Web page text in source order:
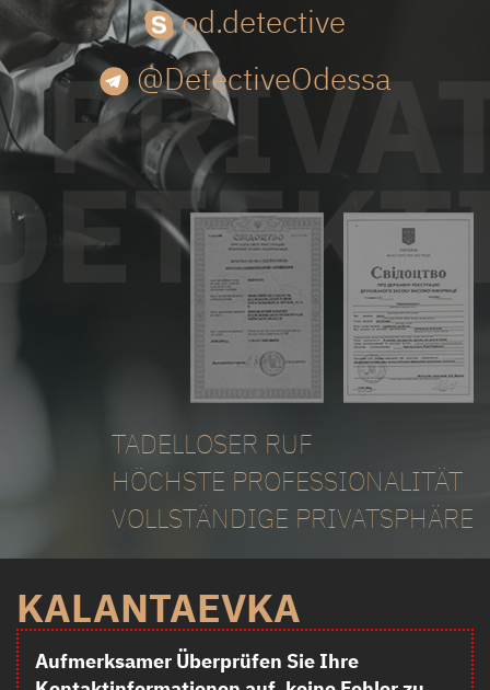
od.detective
@DetectiveOdessa
TADELLOSER RUF
HÖCHSTE PROFESSIONALITÄT
VOLLSTÄNDIGE PRIVATSPHÄRE
KALANTAEVKA
Aufmerksamer Überprüfen Sie Ihre